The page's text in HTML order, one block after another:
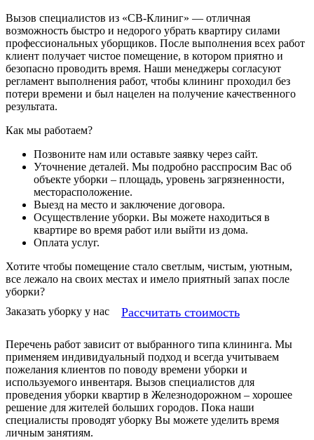
Вызов специалистов из «СВ-Клиниг» — отличная
возможность быстро и недорого убрать квартиру силами
профессиональных уборщиков. После выполнения всех работ
клиент получает чистое помещение, в котором приятно и
безопасно проводить время. Наши менеджеры согласуют
регламент выполнения работ, чтобы клининг проходил без
потери времени и был нацелен на получение качественного
результата.
Как мы работаем?
Позвоните нам или оставьте заявку через сайт.
Уточнение деталей. Мы подробно расспросим Вас об
объекте уборки – площадь, уровень загрязненности,
месторасположение.
Выезд на место и заключение договора.
Осуществление уборки. Вы можете находиться в
квартире во время работ или выйти из дома.
Оплата услуг.
Хотите чтобы помещение стало светлым, чистым, уютным,
все лежало на своих местах и имело приятный запах после
уборки?
Заказать уборку у нас
Рассчитать стоимость
Перечень работ зависит от выбранного типа клининга. Мы
применяем индивидуальный подход и всегда учитываем
пожелания клиентов по поводу времени уборки и
используемого инвентаря. Вызов специалистов для
проведения уборки квартир в Железнодорожном – хорошее
решение для жителей больших городов. Пока наши
специалисты проводят уборку Вы можете уделить время
личным занятиям.